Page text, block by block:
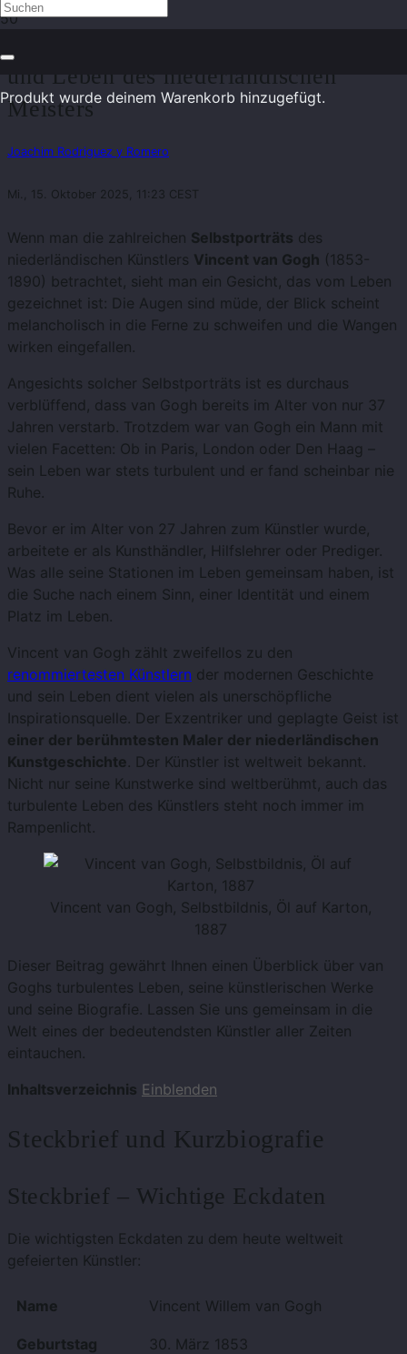
Produkt wurde deinem Warenkorb hinzugefügt.
und Leben des niederländischen
Meisters
Joachim Rodriguez y Romero
Mi., 15. Oktober 2025, 11:23 CEST
Wenn man die zahlreichen Selbstporträts des
niederländischen Künstlers Vincent van Gogh (1853-
1890) betrachtet, sieht man ein Gesicht, das vom Leben
gezeichnet ist: Die Augen sind müde, der Blick scheint
melancholisch in die Ferne zu schweifen und die Wangen
wirken eingefallen.
Angesichts solcher Selbstporträts ist es durchaus
verblüffend, dass van Gogh bereits im Alter von nur 37
Jahren verstarb. Trotzdem war van Gogh ein Mann mit
vielen Facetten: Ob in Paris, London oder Den Haag –
sein Leben war stets turbulent und er fand scheinbar nie
Ruhe.
Bevor er im Alter von 27 Jahren zum Künstler wurde,
arbeitete er als Kunsthändler, Hilfslehrer oder Prediger.
Was alle seine Stationen im Leben gemeinsam haben, ist
die Suche nach einem Sinn, einer Identität und einem
Platz im Leben.
Vincent van Gogh zählt zweifellos zu den
renommiertesten Künstlern der modernen Geschichte
und sein Leben dient vielen als unerschöpfliche
Inspirationsquelle. Der Exzentriker und geplagte Geist ist
einer der berühmtesten Maler der niederländischen
Kunstgeschichte. Der Künstler ist weltweit bekannt.
Nicht nur seine Kunstwerke sind weltberühmt, auch das
turbulente Leben des Künstlers steht noch immer im
Rampenlicht.
Vincent van Gogh, Selbstbildnis, Öl auf Karton,
1887
Dieser Beitrag gewährt Ihnen einen Überblick über van
Goghs turbulentes Leben, seine künstlerischen Werke
und seine Biografie. Lassen Sie uns gemeinsam in die
Welt eines der bedeutendsten Künstler aller Zeiten
eintauchen.
Inhaltsverzeichnis Einblenden
Steckbrief und Kurzbiografie
Steckbrief – Wichtige Eckdaten
Die wichtigsten Eckdaten zu dem heute weltweit
gefeierten Künstler:
Name Vincent Willem van Gogh
Geburtstag 30. März 1853